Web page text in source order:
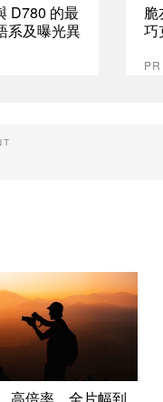
D780 的最
系及曝光異
脆
巧
高倍率、全片幅到